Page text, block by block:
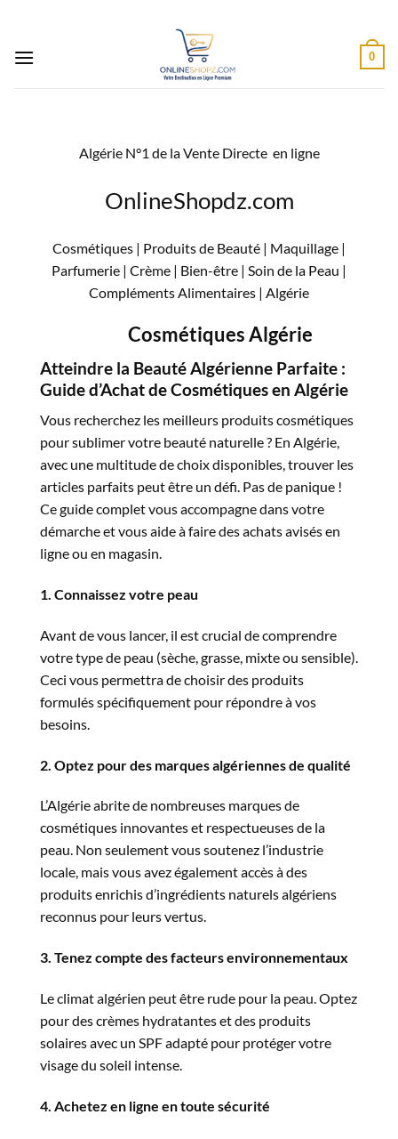
contenu
0
Algérie N°1 de la Vente Directe en ligne
OnlineShopdz.com
Cosmétiques | Produits de Beauté | Maquillage |
Parfumerie | Crème | Bien-être | Soin de la Peau |
Compléments Alimentaires | Algérie
Cosmétiques Algérie
Atteindre la Beauté Algérienne Parfaite :
Guide d’Achat de Cosmétiques en Algérie
Vous recherchez les meilleurs produits cosmétiques
pour sublimer votre beauté naturelle ? En Algérie,
avec une multitude de choix disponibles, trouver les
articles parfaits peut être un défi. Pas de panique !
Ce guide complet vous accompagne dans votre
démarche et vous aide à faire des achats avisés en
ligne ou en magasin.
1. Connaissez votre peau
Avant de vous lancer, il est crucial de comprendre
votre type de peau (sèche, grasse, mixte ou sensible).
Ceci vous permettra de choisir des produits
formulés spécifiquement pour répondre à vos
besoins.
2. Optez pour des marques algériennes de qualité
L’Algérie abrite de nombreuses marques de
cosmétiques innovantes et respectueuses de la
peau. Non seulement vous soutenez l’industrie
locale, mais vous avez également accès à des
produits enrichis d’ingrédients naturels algériens
reconnus pour leurs vertus.
3. Tenez compte des facteurs environnementaux
Le climat algérien peut être rude pour la peau. Optez
pour des crèmes hydratantes et des produits
solaires avec un SPF adapté pour protéger votre
visage du soleil intense.
4. Achetez en ligne en toute sécurité